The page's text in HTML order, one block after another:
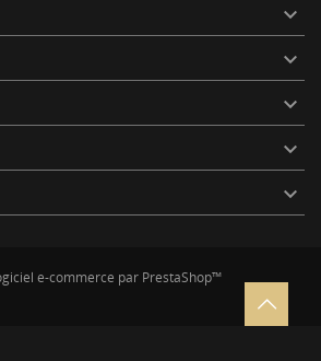





e-commerce par PrestaShop™